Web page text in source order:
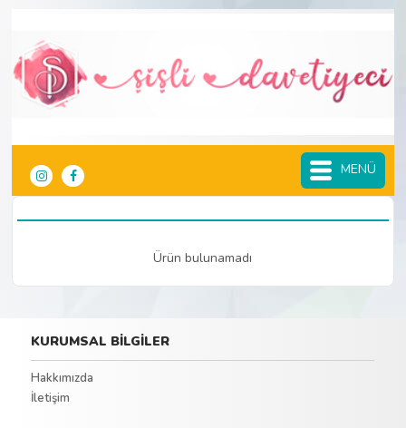
MENÜ
Ürün bulunamadı
KURUMSAL BİLGİLER
Hakkımızda
İletişim